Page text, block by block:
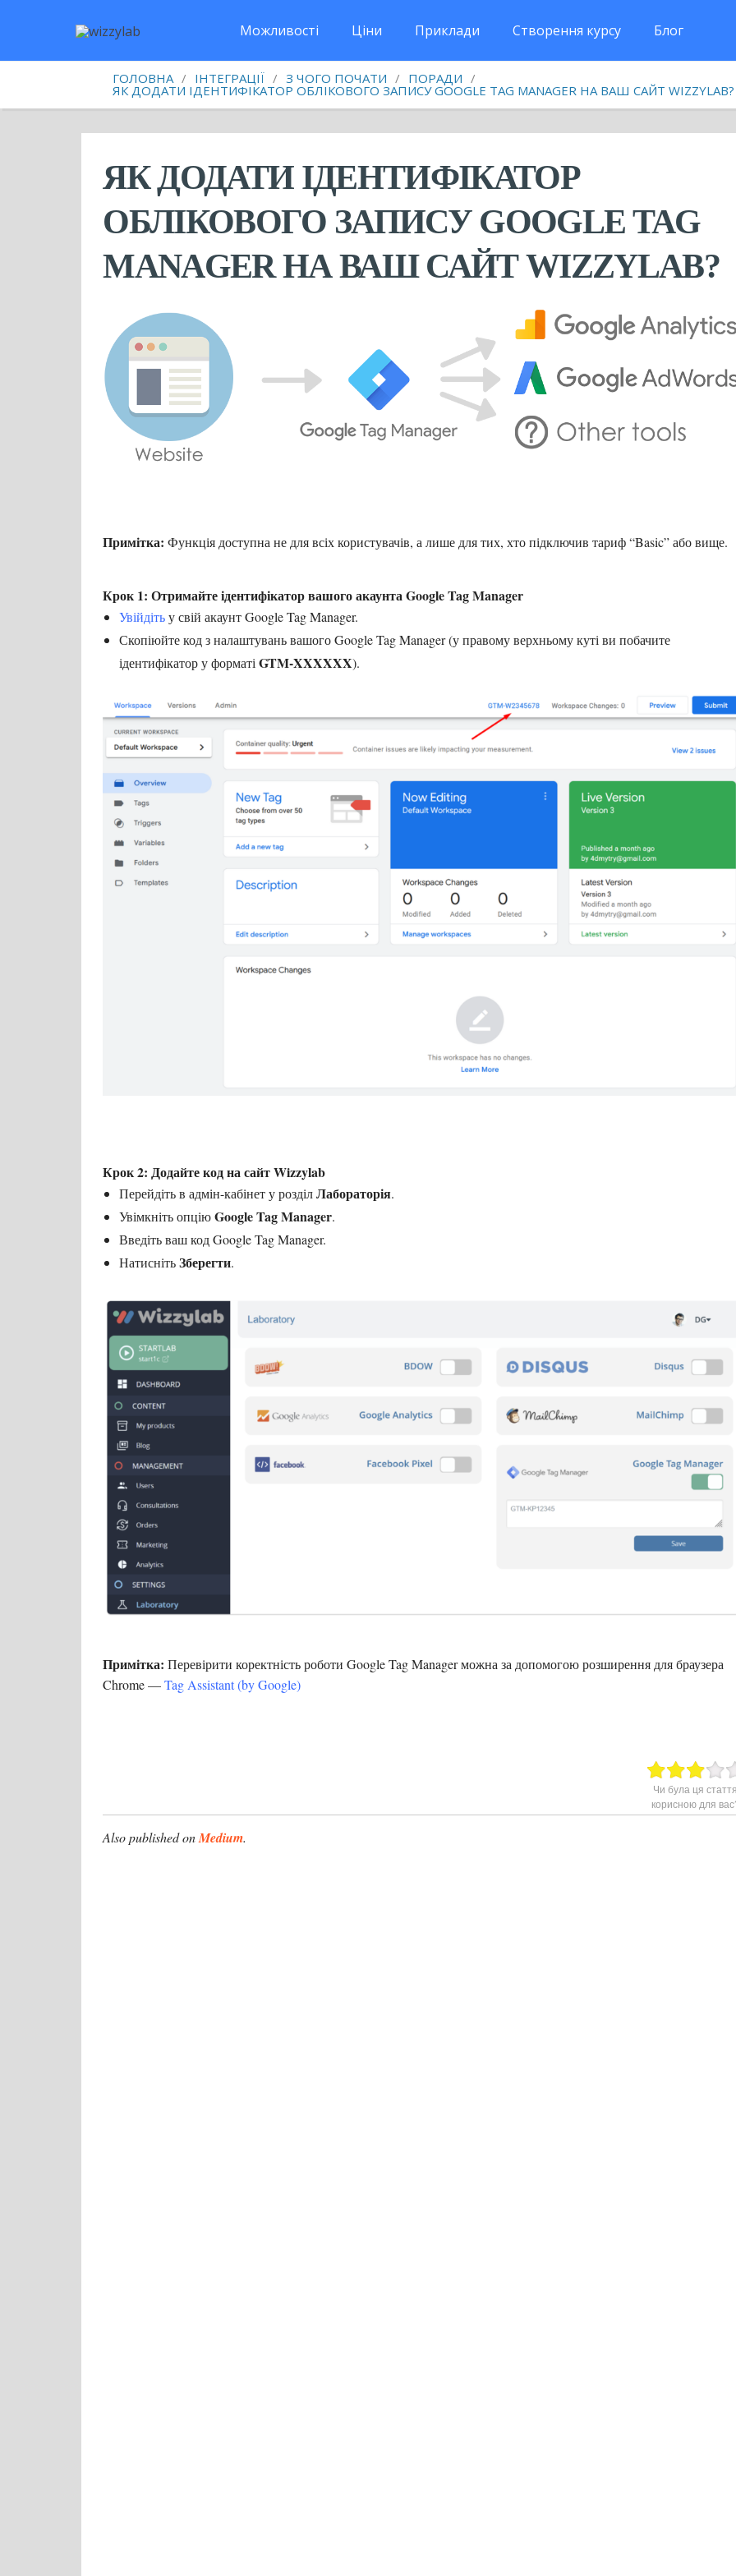
Можливості Ціни Приклади Створення курсу Блог
ГОЛОВНА / ІНТЕГРАЦІЇ / З ЧОГО ПОЧАТИ / ПОРАДИ /
ЯК ДОДАТИ ІДЕНТИФІКАТОР ОБЛІКОВОГО ЗАПИСУ GOOGLE TAG MANAGER НА ВАШ САЙТ WIZZYLAB?
ЯК ДОДАТИ ІДЕНТИФІКАТОР
ОБЛІКОВОГО ЗАПИСУ GOOGLE TAG
MANAGER НА ВАШ САЙТ WIZZYLAB?
Примітка: Функція доступна не для всіх користувачів, а лише для тих, хто підключив тариф “Basic” або вище.
Крок 1: Отримайте ідентифікатор вашого акаунта Google Tag Manager
Увійдітьу свій акаунт Google Tag Manager.
Скопіюйте код з налаштувань вашого Google Tag Manager (у правому верхньому куті ви побачите
ідентифікатор у форматіGTM-XXXXXX).
Крок 2: Додайте код на сайт Wizzylab
Перейдіть в адмін-кабінет у розділЛабораторія.
Увімкніть опціюGoogle Tag Manager.
Введіть ваш код Google Tag Manager.
НатиснітьЗберегти.
Примітка: Перевірити коректність роботи Google Tag Manager можна за допомогою розширення для браузера
Chrome —Tag Assistant (by Google)
Чи була ця
корисною для
Also published onMedium.